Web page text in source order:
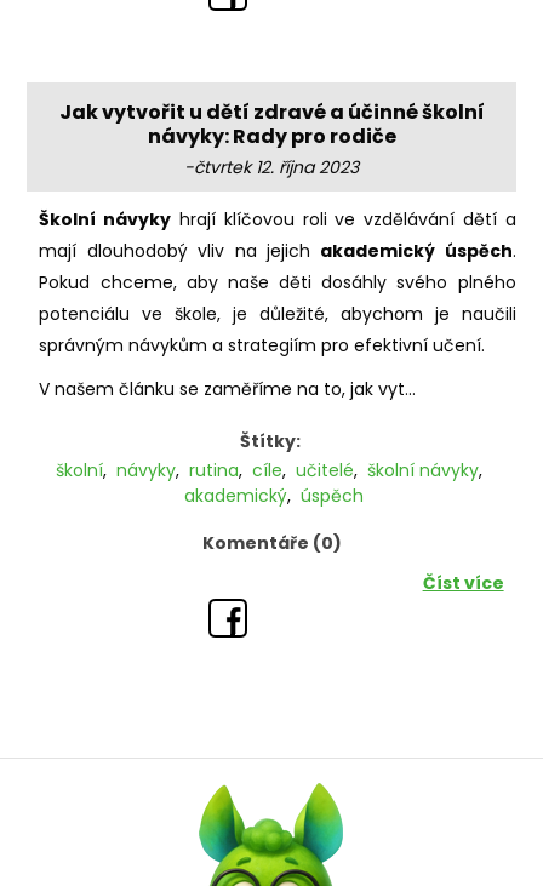
Jak vytvořit u dětí zdravé a účinné školní
návyky: Rady pro rodiče
-čtvrtek 12. října 2023
Školní návyky hrají klíčovou roli ve vzdělávání dětí a
mají dlouhodobý vliv na jejich akademický úspěch.
Pokud chceme, aby naše děti dosáhly svého plného
potenciálu ve škole, je důležité, abychom je naučili
správným návykům a strategiím pro efektivní učení.
V našem článku se zaměříme na to, jak vyt...
Štítky:
školní, návyky, rutina, cíle, učitelé, školní návyky,
akademický, úspěch
Komentáře (0)
Číst více